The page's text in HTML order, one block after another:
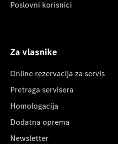
Poslovni korisnici
Za vlasnike
Online rezervacija za servis
Pretraga servisera
Homologacija
Dodatna oprema
Newsletter